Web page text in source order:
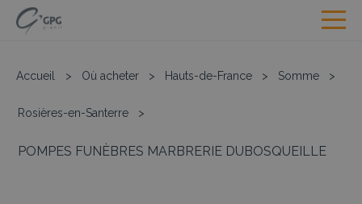
Accueil > Où acheter > Hauts-de-France > Somme >
Rosières-en-Santerre >
POMPES FUNÈBRES MARBRERIE DUBOSQUEILLE